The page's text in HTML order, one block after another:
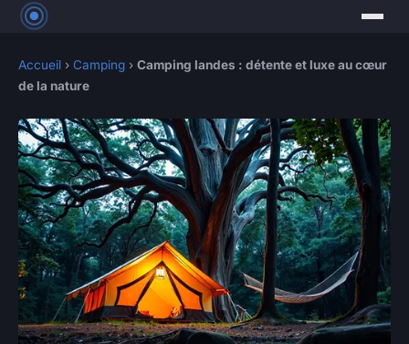
Accueil › Camping › Camping landes : détente et luxe au cœur
de la nature